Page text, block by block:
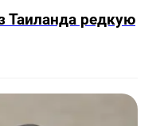
Таиланда редкую